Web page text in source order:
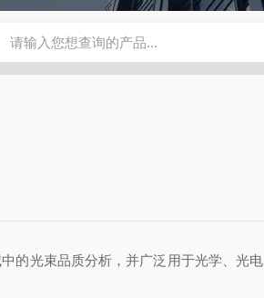
Cube德国Primes激光功率计
的光束品质分析，并广泛用于光学、光